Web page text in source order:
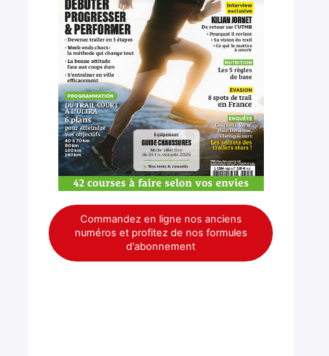
Commandez en ligne nos anciens
numéros et profitez de nos formules
d'abonnement